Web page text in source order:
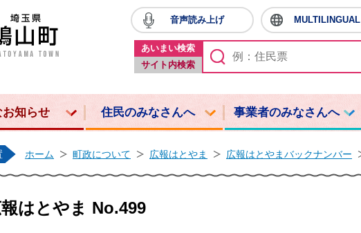
鳩山町ホームページ
音声読み上げ MULTILINGUAL
あいまい検索
サイト内検索
お知らせ 住民のみなさんへ 事業者のみなさんへ
ホーム 町政について 広報はとやま 広報はとやまバックナンバー
はとやま No.499